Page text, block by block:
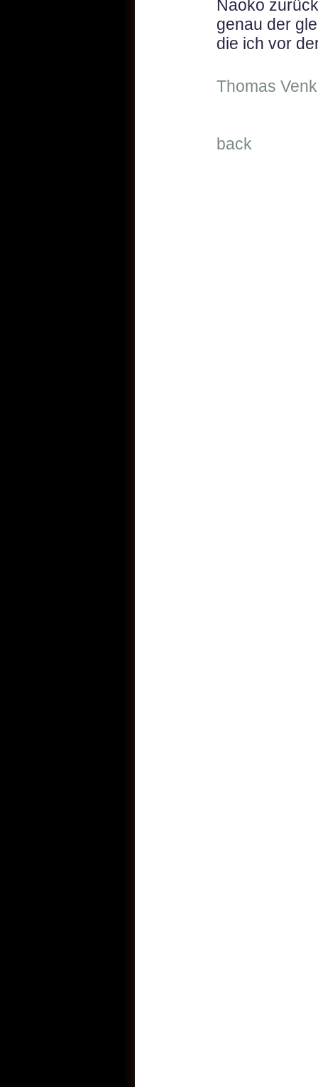
Naoko
genau der
die ich vor
Thomas
back